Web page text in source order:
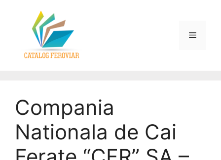
Compania
Nationala de Cai